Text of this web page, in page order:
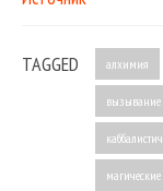
TAGGED алхимия